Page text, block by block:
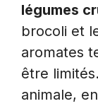
légumes
brocoli et
aromates
être
animale,